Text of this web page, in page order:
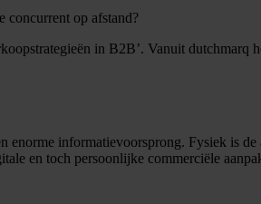
concurrent op afstand?
in B2B’. Vanuit dutchmarq
informatievoorsprong. Fysiek is de
en toch persoonlijke commerciële